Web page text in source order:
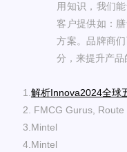
用知识，我们
客户提供如：
方案。品牌商
分，来提升产品
1.解析Innova2024全球
2. FMCG Gurus,
3.Mintel
4.Mintel